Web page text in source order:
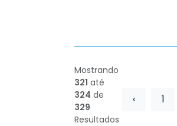
Mostrando
321 até
324 de
329
Resultados
‹ 1